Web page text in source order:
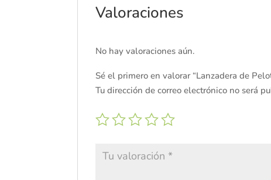
Valoraciones
No hay valoraciones aún.
Sé el primero en valorar “Lanzadera de
Tu dirección de correo electrónico no será